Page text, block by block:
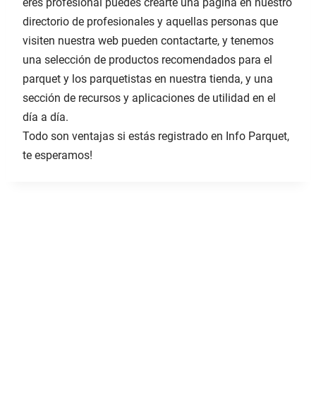
directorio de profesionales y aquellas personas que
visiten nuestra web pueden contactarte, y tenemos
una selección de productos recomendados para el
parquet y los parquetistas en nuestra tienda, y una
sección de recursos y aplicaciones de utilidad en el
día a día.
Todo son ventajas si estás registrado en Info Parquet,
te esperamos!